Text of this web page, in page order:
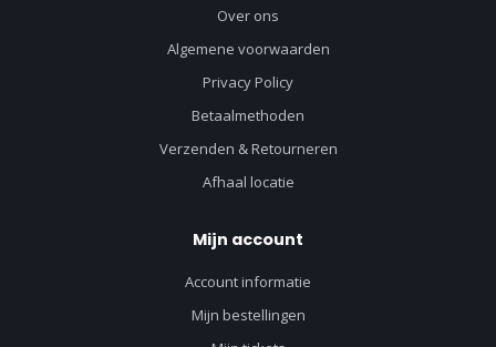
Over ons
Algemene voorwaarden
Privacy Policy
Betaalmethoden
Verzenden & Retourneren
Afhaal locatie
Mijn account
Account informatie
Mijn bestellingen